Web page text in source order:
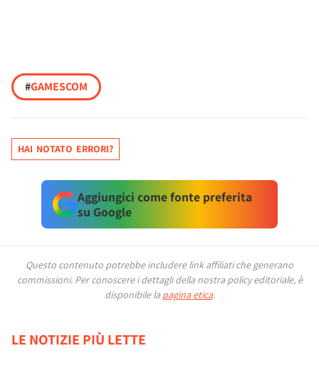
#GAMESCOM
HAI NOTATO ERRORI?
Aggiungici come fonte preferita
su Google
Questo contenuto potrebbe includere link affiliati che generano
commissioni. Per conoscere i dettagli della nostra policy editoriale, è
disponibile la pagina etica.
LE NOTIZIE PIÙ LETTE